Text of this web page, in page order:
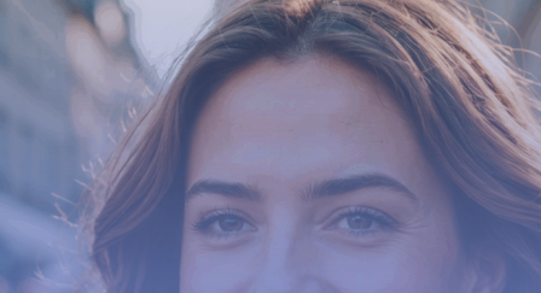
16 juin 2026